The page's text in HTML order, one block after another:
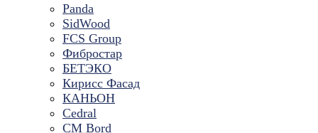
Panda
SidWood
FCS Group
Фибростар
БЕТЭКО
Кирисс Фасад
КАНЬОН
Cedral
CM Bord